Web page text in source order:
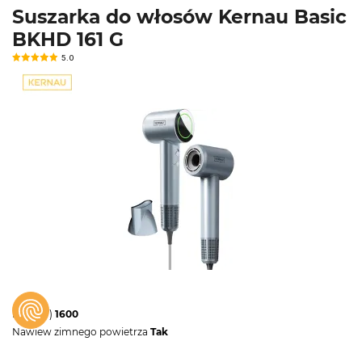
Suszarka do włosów Kernau Basic
BKHD 161 G
5.0
Moc (W) 1600
Nawiew zimnego powietrza Tak